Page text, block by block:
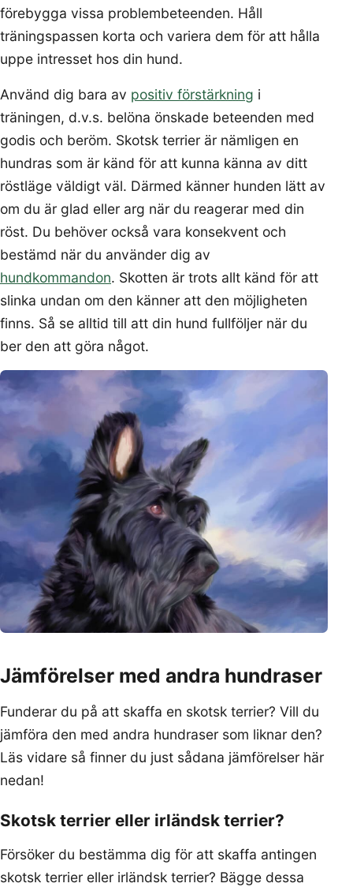
förebygga vissa problembeteenden. Håll
träningspassen korta och variera dem för att hålla
uppe intresset hos din hund.
Använd dig bara av positiv förstärkning i
träningen, d.v.s. belöna önskade beteenden med
godis och beröm. Skotsk terrier är nämligen en
hundras som är känd för att kunna känna av ditt
röstläge väldigt väl. Därmed känner hunden lätt av
om du är glad eller arg när du reagerar med din
röst. Du behöver också vara konsekvent och
bestämd när du använder dig av
hundkommandon. Skotten är trots allt känd för att
slinka undan om den känner att den möjligheten
finns. Så se alltid till att din hund fullföljer när du
ber den att göra något.
Jämförelser med andra hundraser
Funderar du på att skaffa en skotsk terrier? Vill du
jämföra den med andra hundraser som liknar den?
Läs vidare så finner du just sådana jämförelser här
nedan!
Skotsk terrier eller irländsk terrier?
Försöker du bestämma dig för att skaffa antingen
skotsk terrier eller irländsk terrier? Bägge dessa